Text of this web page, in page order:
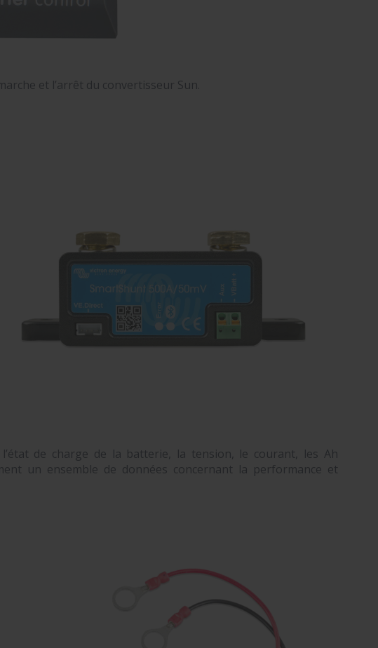
et l’arrêt du convertisseur Sun.
de charge de la batterie, la tension, le courant, les Ah
un ensemble de données concernant la performance et